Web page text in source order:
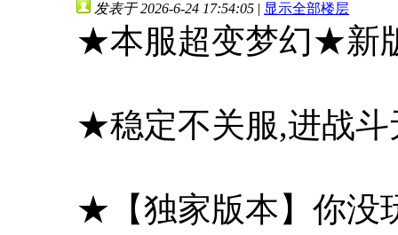
发表于 2026-6-24 17:54:05 | 显示全部楼层
★本服超变梦幻★新
★稳定不关服,进战斗
★【独家版本】你没